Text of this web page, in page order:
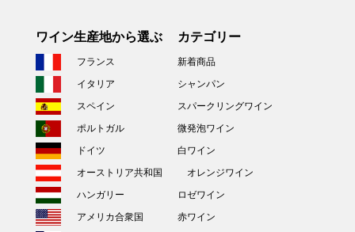
ワイン生産地から選ぶ
フランス
イタリア
スペイン
ポルトガル
ドイツ
オーストリア共和国
ハンガリー
アメリカ合衆国
カテゴリー
新着商品
シャンパン
スパークリングワイン
微発泡ワイン
白ワイン
オレンジワイン
ロゼワイン
赤ワイン